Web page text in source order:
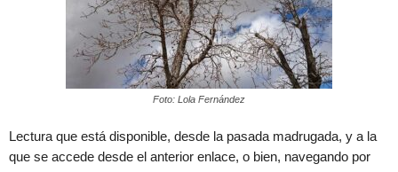
Foto: Lola Fernández
Lectura que está disponible, desde la pasada madrugada, y a la
que se accede desde el anterior enlace, o bien, navegando por